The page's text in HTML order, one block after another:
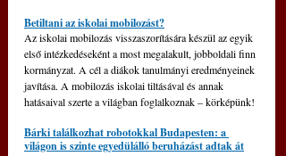
Betiltani az iskolai mobilozást?
Az iskolai mobilozás visszaszorítására készül az egyik
első intézkedéseként a most megalakult, jobboldali finn
kormányzat. A cél a diákok tanulmányi eredményeinek
javítása. A mobilozás iskolai tiltásával és annak
hatásaival szerte a világban foglalkoznak – körképünk!
Bárki találkozhat robotokkal Budapesten: a
világon is szinte egyedülálló beruházást adtak át